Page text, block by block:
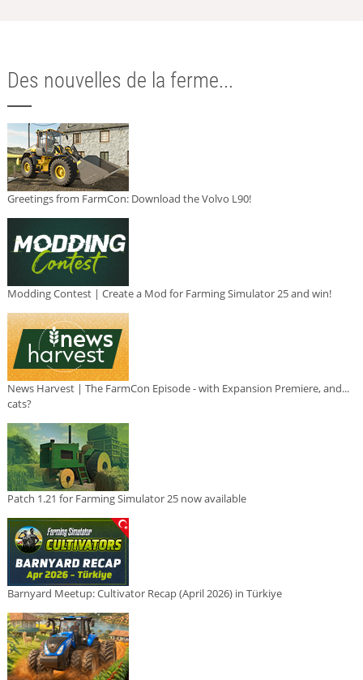
Des nouvelles de la ferme...
Greetings from FarmCon: Download the Volvo L90!
Modding Contest | Create a Mod for Farming Simulator 25 and win!
News Harvest | The FarmCon Episode - with Expansion Premiere, and...
cats?
Patch 1.21 for Farming Simulator 25 now available
Barnyard Meetup: Cultivator Recap (April 2026) in Türkiye